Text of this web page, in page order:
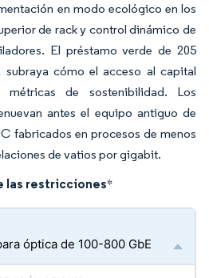
en modo ecológico en los
de rack y control dinámico de
El préstamo verde de 205
subraya cómo el acceso al capital
de sostenibilidad. Los
antes el equipo antiguo de
fabricados en procesos de menos
de vatios por gigabit.
las restricciones*
óptica de 100-800 GbE